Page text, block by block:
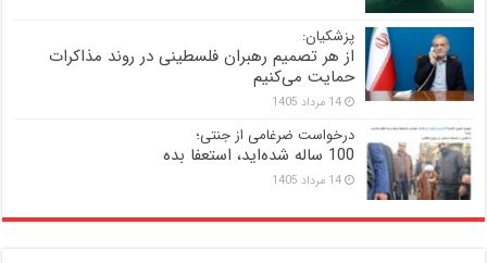
پزشکیان:
از هر تصمیم رهبران فلسطینی در روند مذاکرات
حمایت می‌کنیم
14 مرداد 1405
درخواست ضرغامی از جنتی؛
100 ساله شده‌اید، استعفا بده
14 مرداد 1405